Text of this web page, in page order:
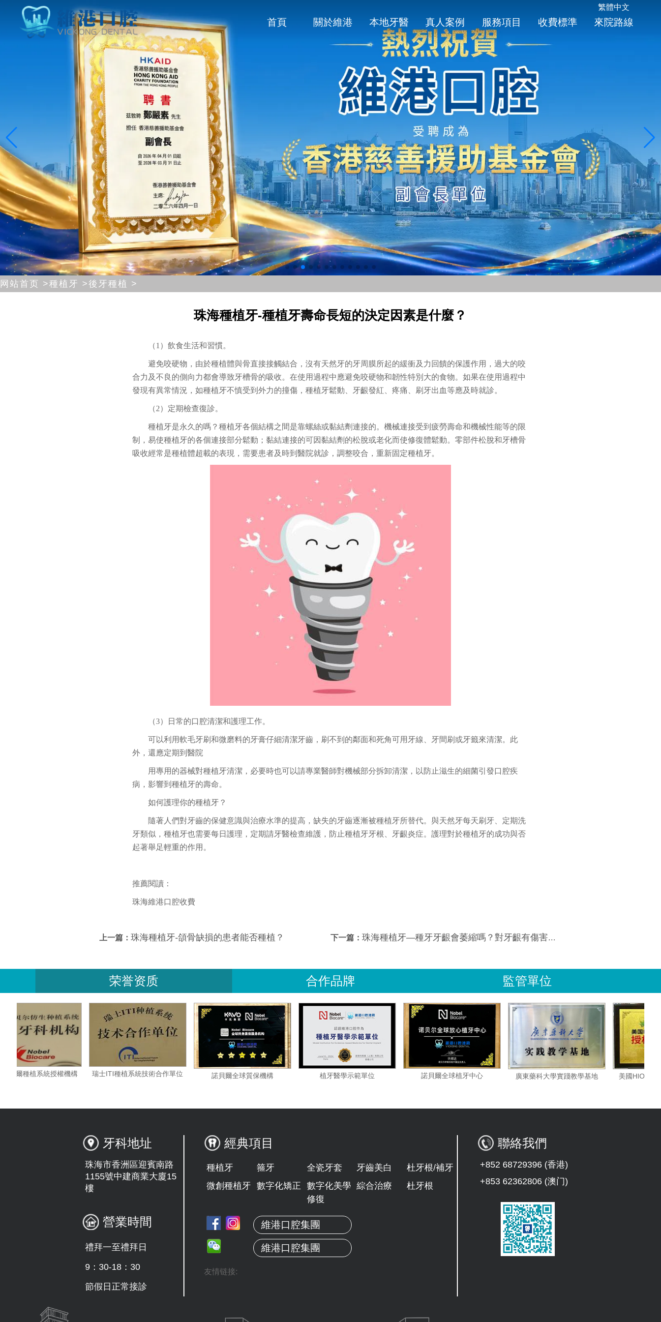
繁體中文
首頁 關於維港 本地牙醫 真人案例 服務項目 收費標準 來院路線
网站首页 >種植牙 >後牙種植 >
珠海種植牙-種植牙壽命長短的決定因素是什麼？
（1）飲食生活和習慣。
避免咬硬物，由於種植體與骨直接接觸結合，沒有天然牙的牙周膜所起的緩衝及力回饋的保護作用，過大的咬
合力及不良的側向力都會導致牙槽骨的吸收。在使用過程中應避免咬硬物和韌性特別大的食物。如果在使用過程中
發現有異常情況，如種植牙不慎受到外力的撞傷，種植牙鬆動、牙齦發紅、疼痛、刷牙出血等應及時就診。
（2）定期檢查復診。
種植牙是永久的嗎？種植牙各個結構之間是靠螺絲或黏結劑連接的。機械連接受到疲勞壽命和機械性能等的限
制，易使種植牙的各個連接部分鬆動；黏結連接的可因黏結劑的松脫或老化而使修復體鬆動。零部件松脫和牙槽骨
吸收經常是種植體超載的表現，需要患者及時到醫院就診，調整咬合，重新固定種植牙。
（3）日常的口腔清潔和護理工作。
可以利用軟毛牙刷和微磨料的牙膏仔細清潔牙齒，刷不到的鄰面和死角可用牙線、牙間刷或牙籤來清潔。此
外，還應定期到醫院
用專用的器械對種植牙清潔，必要時也可以請專業醫師對機械部分拆卸清潔，以防止滋生的細菌引發口腔疾
病，影響到種植牙的壽命。
如何護理你的種植牙？
隨著人們對牙齒的保健意識與治療水準的提高，缺失的牙齒逐漸被種植牙所替代。與天然牙每天刷牙、定期洗
牙類似，種植牙也需要每日護理，定期請牙醫檢查維護，防止種植牙牙根、牙齦炎症。護理對於種植牙的成功與否
起著舉足輕重的作用。
推薦閱讀：
珠海維港口腔收費
上一篇： 珠海種植牙-頜骨缺損的患者能否種植？ 下一篇： 珠海種植牙—種牙牙齦會萎縮嗎？對牙齦有傷害嗎？
荣誉资质 合作品牌 監管單位
瑞典諾貝爾種植系統授權機構 瑞士ITI種植系統技術合作單位 諾貝爾全球質保機構 植牙醫學示範單位 諾貝爾全球植牙中心 廣東藥科大學實踐教學基地 美國
牙科地址
珠海市香洲區迎賓南路
1155號中建商業大廈15
樓
營業時間
禮拜一至禮拜日
9：30-18：30
節假日正常接診
經典項目
種植牙 箍牙 全瓷牙套 牙齒美白
杜牙根/補牙
微創種植牙 數字化矯正
數字化美學
修復
綜合治療 杜牙根
維港口腔集團
維港口腔集團
友情链接:
聯絡我們
+852 68729396 (香港)
+853 62362806 (澳门)